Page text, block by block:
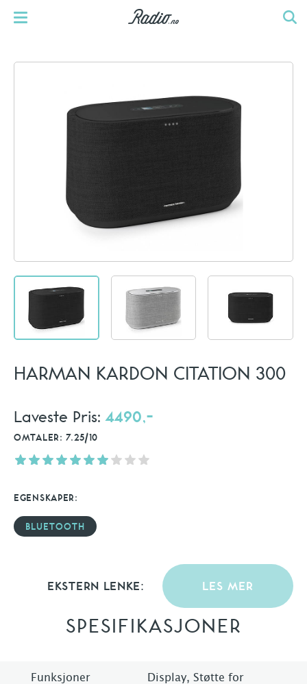
HARMAN KARDON CITATION 300
Laveste Pris:4490,-
OMTALER: 7.25/10
EGENSKAPER:
BLUETOOTH
EKSTERN LENKE: LES MER
SPESIFIKASJONER
Funksjoner
Display, Støtte for